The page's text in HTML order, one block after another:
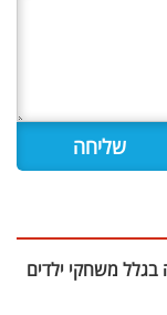
משחקי ילדים